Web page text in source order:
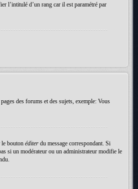
l’intitulé d’un rang car il est paramétré par
des forums et des sujets, exemple: Vous
le bouton éditer du message correspondant. Si
si un modérateur ou un administrateur modifie le